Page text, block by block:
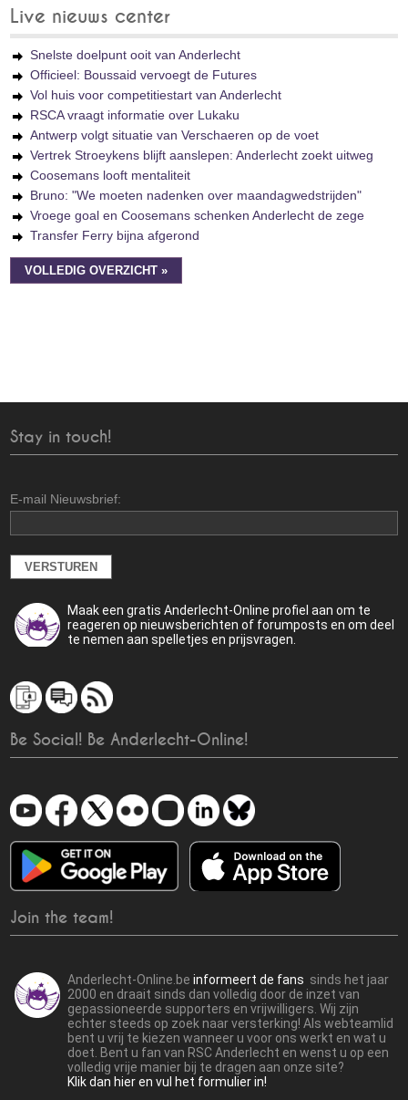
Live nieuws center
Snelste doelpunt ooit van Anderlecht
Officieel: Boussaid vervoegt de Futures
Vol huis voor competitiestart van Anderlecht
RSCA vraagt informatie over Lukaku
Antwerp volgt situatie van Verschaeren op de voet
Vertrek Stroeykens blijft aanslepen: Anderlecht zoekt uitweg
Coosemans looft mentaliteit
Bruno: "We moeten nadenken over maandagwedstrijden"
Vroege goal en Coosemans schenken Anderlecht de zege
Transfer Ferry bijna afgerond
VOLLEDIG OVERZICHT »
Stay in touch!
E-mail Nieuwsbrief:
Maak een gratis Anderlecht-Online profiel aan om te
reageren op nieuwsberichten of forumposts en om deel
te nemen aan spelletjes en prijsvragen.
Be Social! Be Anderlecht-Online!
Join the team!
Anderlecht-Online.beinformeert de fans sinds het jaar
2000 en draait sinds dan volledig door de inzet van
gepassioneerde supporters en vrijwilligers. Wij zijn
echter steeds op zoek naar versterking! Als webteamlid
bent u vrij te kiezen wanneer u voor ons werkt en wat u
doet. Bent u fan van RSC Anderlecht en wenst u op een
volledig vrije manier bij te dragen aan onze site?
Klik dan hier en vul het formulier in!